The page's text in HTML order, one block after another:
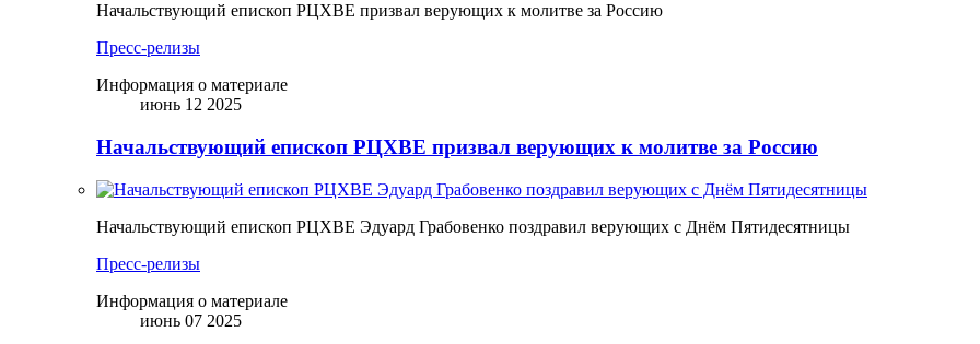
Начальствующий епископ РЦХВЕ призвал верующих к молитве за Россию
Пресс-релизы
Информация о материале
июнь 12 2025
Начальствующий епископ РЦХВЕ призвал верующих к молитве за Россию
Начальствующий епископ РЦХВЕ Эдуард Грабовенко поздравил верующих с Днём Пятидесятницы
Пресс-релизы
Информация о материале
июнь 07 2025